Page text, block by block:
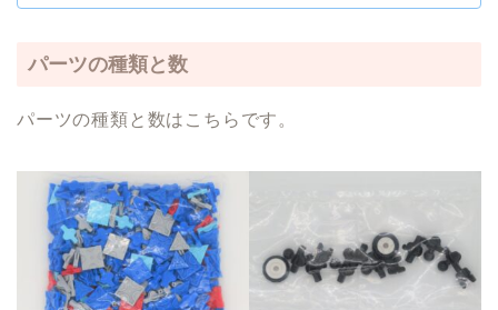
パーツの種類と数
パーツの種類と数はこちらです。